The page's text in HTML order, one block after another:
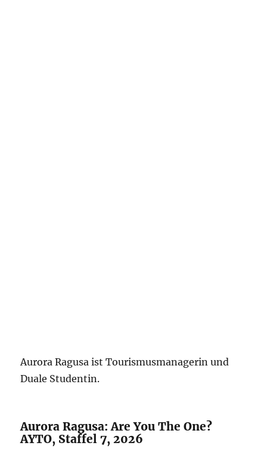
Aurora Ragusa ist Tourismusmanagerin und
Duale Studentin.
Aurora Ragusa: Are You The One?
AYTO, Staffel 7, 2026